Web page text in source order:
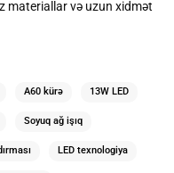
materiallar və uzun xidmət
A60 kürə 13W LED
Soyuq ağ işıq
LED texnologiya